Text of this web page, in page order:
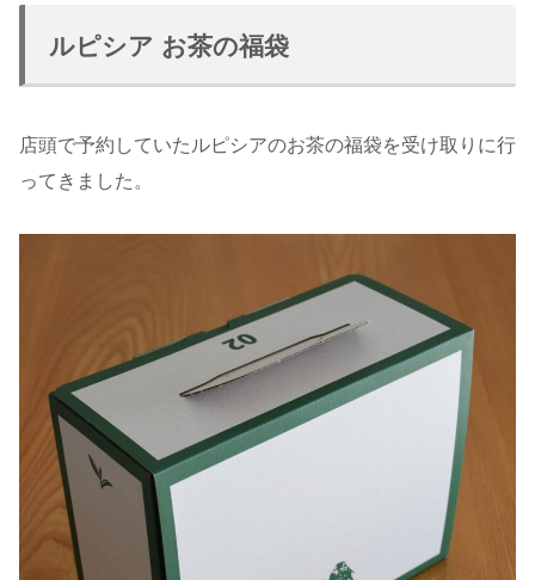
ルピシア お茶の福袋
店頭で予約していたルピシアのお茶の福袋を受け取りに行
ってきました。